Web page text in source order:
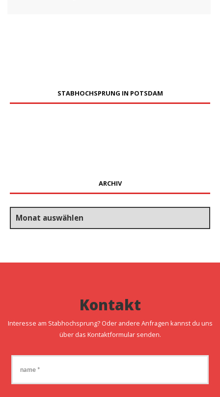
STABHOCHSPRUNG IN POTSDAM
ARCHIV
Archiv
Kontakt
Interesse am Stabhochsprung? Oder andere Anfragen kannst du uns
über das Kontaktformular senden.